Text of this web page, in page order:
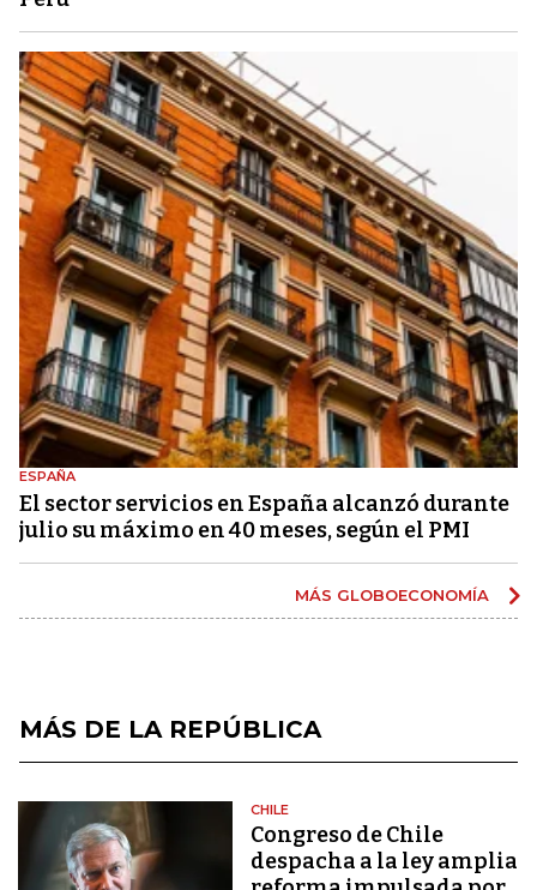
ESPAÑA
El sector servicios en España alcanzó durante
julio su máximo en 40 meses, según el PMI
MÁS GLOBOECONOMÍA
MÁS DE LA REPÚBLICA
CHILE
Congreso de Chile
despacha a la ley amplia